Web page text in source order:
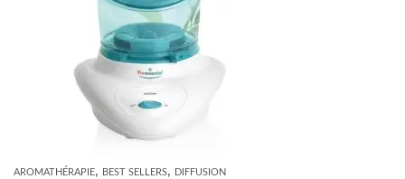
AROMATHÉRAPIE, BEST SELLERS, DIFFUSION